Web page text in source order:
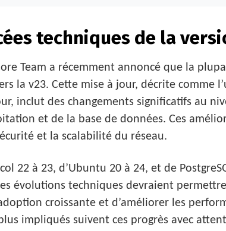
techniques de la
Team a récemment annoncé que la
la v23. Cette mise à jour, décrite comme
inclut des changements significatifs au
et de la base de données. Ces
et la scalabilité du réseau.
22 à 23, d’Ubuntu 20 à 24, et de
évolutions techniques devraient
croissante et d’améliorer les
impliqués suivent ces progrès avec